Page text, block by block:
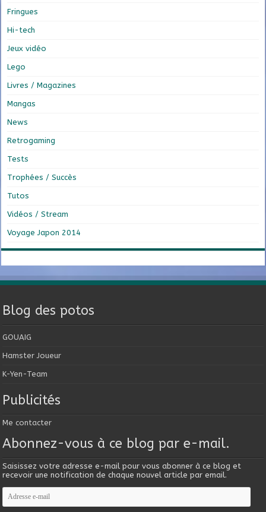
Fringues
Hi-tech
Jeux vidéo
Lego
Livres / Magazines
Mangas
News
Retrogaming
Tests
Trophées / Succès
Tutos
Vidéos / Stream
Voyage Japon 2014
Blog des potos
GOUAIG
Hamster Joueur
K-Yen-Team
Publicités
Me contacter
Abonnez-vous à ce blog par e-mail.
Saisissez votre adresse e-mail pour vous abonner à ce blog et
recevoir une notification de chaque nouvel article par email.
Adresse
e-
mail